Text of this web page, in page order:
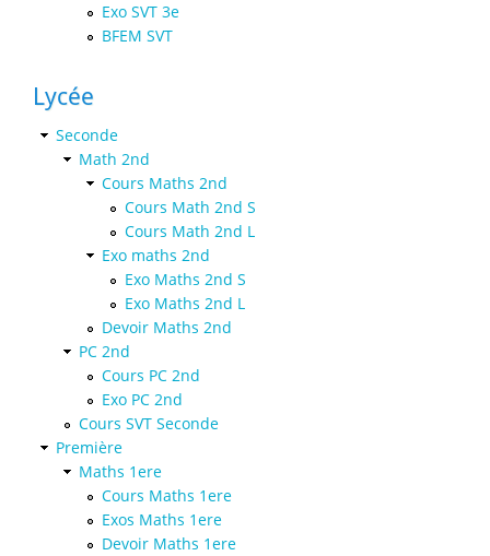
Exo SVT 3e
BFEM SVT
Lycée
Seconde
Math 2nd
Cours Maths 2nd
Cours Math 2nd S
Cours Math 2nd L
Exo maths 2nd
Exo Maths 2nd S
Exo Maths 2nd L
Devoir Maths 2nd
PC 2nd
Cours PC 2nd
Exo PC 2nd
Cours SVT Seconde
Première
Maths 1ere
Cours Maths 1ere
Exos Maths 1ere
Devoir Maths 1ere